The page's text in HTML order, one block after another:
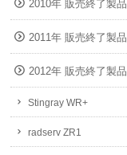
2010年 販売終了製品
2011年 販売終了製品
2012年 販売終了製品
Stingray WR+
radserv ZR1